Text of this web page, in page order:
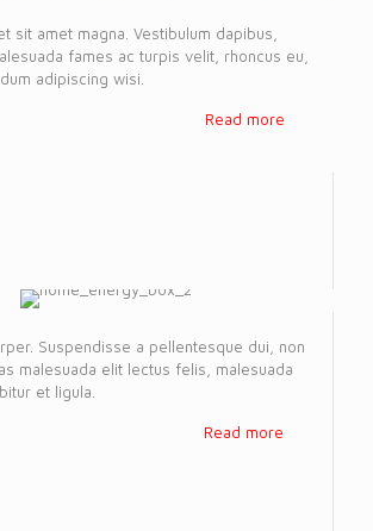
sit amet magna. Vestibulum dapibus,
fames ac turpis velit, rhoncus eu,
adipiscing wisi.
Read more
Suspendisse a pellentesque dui, non
malesuada elit lectus felis, malesuada
et ligula.
Read more